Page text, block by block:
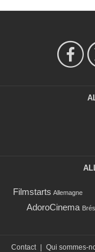
Filmstarts Allemagne
AdoroCinema
Contact | Qui sommes-